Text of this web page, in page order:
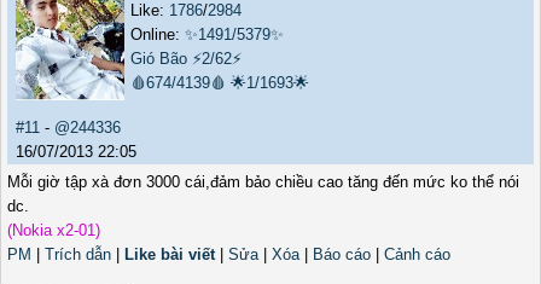
Like: 1786/2984
Online: ✨1491/5379✨
Gió Bão ⚡2/62⚡
🩸674/4139🩸 🌟1/1693🌟
#11 - @244336
16/07/2013 22:05
Mỗi giờ tập xà đơn 3000 cái,đảm bảo chiều cao tăng đến mức ko thể nói
dc.
(Nokia x2-01)
PM
Trích dẫn Like bài viết| Sửa| Xóa| Báo cáo
Cảnh cáo